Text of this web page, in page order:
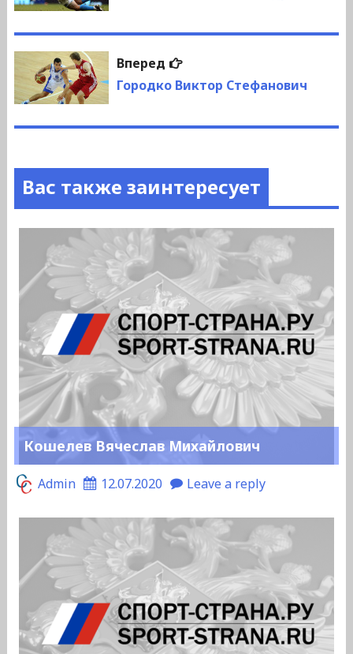
записям
Вперед
Следующая
запись:
Городко Виктор Стефанович
Вас также заинтересует
Кошелев Вячеслав Михайлович
Admin 12.07.2020 Leave a reply